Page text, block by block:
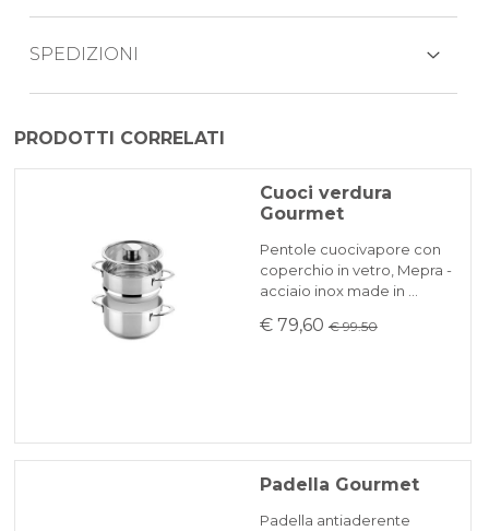
BONIFICO BANCARIO
Pagamento in 3 rate senza interessi per ordini superiori a 35 €
REINDIRIZZAMENTI BANCARI
casseruola 1 manico 16 cm con coperchio
tegame 26 cm con coperchio
Fonti di calore: elettro, gas, alogeno,
induzione, forno elettrico
SPEDIZIONI
entro 3-5 giorni lavorativi mezzo corriere
espresso BRT.
A causa delle difficoltà di reperimento di
materie prime potrebbero esserci dei ritardi
che saranno comunicati tempestivamente
via mail.
PRODOTTI CORRELATI
Cuoci verdura
Gourmet
Pentole cuocivapore con
coperchio in vetro, Mepra -
acciaio inox made in …
€ 79,60 € 99.50
Padella Gourmet
Padella antiaderente